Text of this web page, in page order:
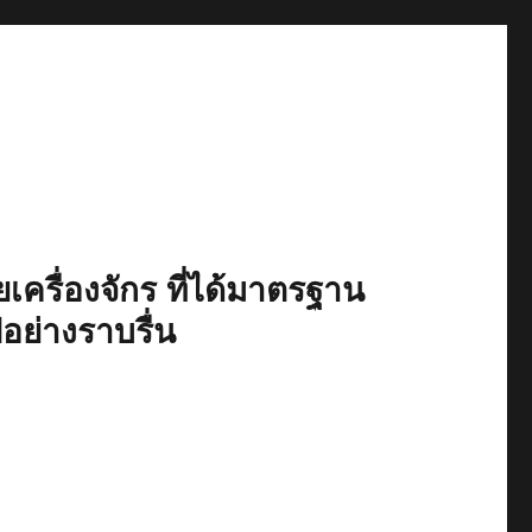
ครื่องจักร ที่ได้มาตรฐาน
ย่างราบรื่น